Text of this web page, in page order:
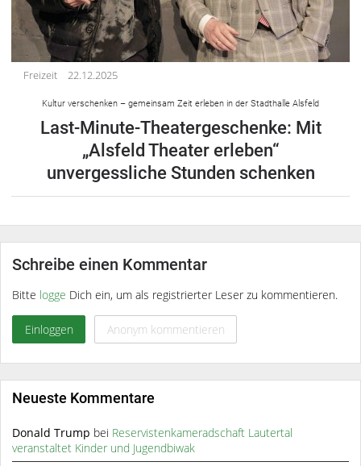
Freizeit 22.12.2025
Kultur verschenken – gemeinsam Zeit erleben in der Stadthalle Alsfeld
Last-Minute-Theatergeschenke: Mit
„Alsfeld Theater erleben“
unvergessliche Stunden schenken
Schreibe einen Kommentar
Bitte logge Dich ein, um als registrierter Leser zu kommentieren.
Einloggen Anonym kommentieren
Neueste Kommentare
Donald Trump bei Reservistenkameradschaft Lautertal
veranstaltet Kinder und Jugendbiwak